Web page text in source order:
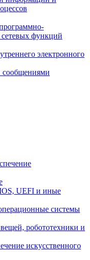
сетевых функций
электронного
UEFI и иные
системы
робототехники и
искусственного